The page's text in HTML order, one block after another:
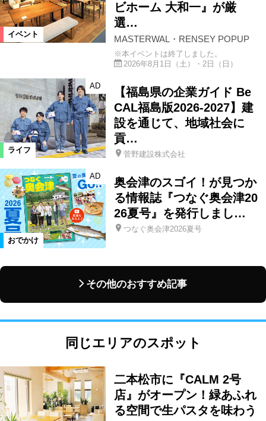
イベント
ビホーム 大和一』が厳
選…
MASTERWAL・RENSEY POPUP
※本イベントは終了しました。
2026年8月1日（土）・2日（日）
ライフ
AD
【福島県の企業ガイド Be
CAL福島版2026-2027】建
設を通じて、地域社会に
貢…
菅野建設株式会社
おでかけ
AD
奥会津のスゴイ！が見つか
る情報誌『つなぐ奥会津20
26夏号』を発行しまし…
つなぐ奥会津2026夏号
その他のおすすめ記事
同じエリアのスポット
二本松市に『CALM 2号
店』がオープン！緑あふれ
る空間で生パスタを味わう